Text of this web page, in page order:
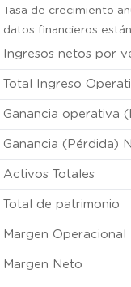
Tasa de crecimiento
datos financieros
Ingresos netos por
Total Ingreso
Ganancia operativa
Ganancia (Pérdida)
Activos Totales
Total de patrimonio
Margen Operacional
Margen Neto